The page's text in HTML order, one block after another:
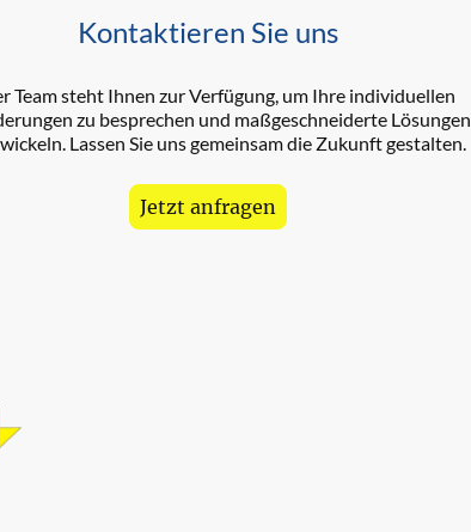
Kontaktieren Sie uns
Team steht Ihnen zur Verfügung, um Ihre individuellen
zu besprechen und maßgeschneiderte Lösungen
Lassen Sie uns gemeinsam die Zukunft gestalten.
Jetzt anfragen